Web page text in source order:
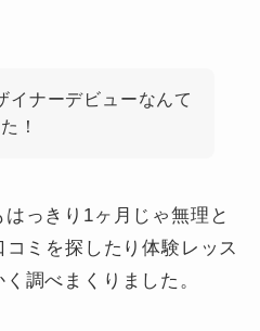
イナーデビューなんて
！
っきり1ヶ月じゃ無理と
ミを探したり体験レッス
調べまくりました。